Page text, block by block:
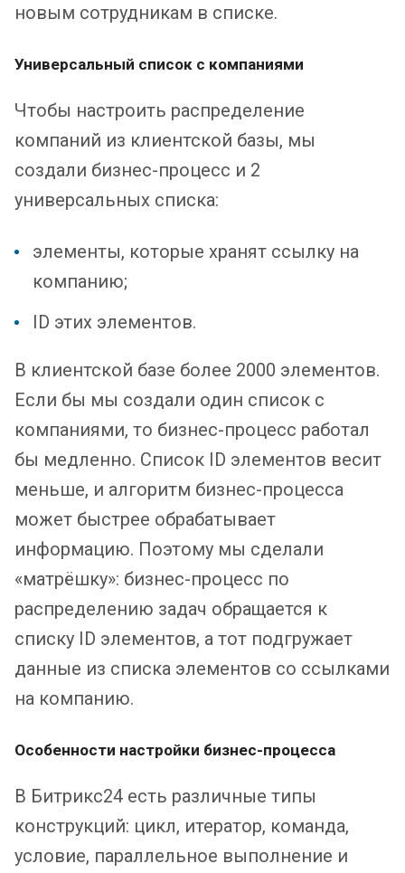
новым сотрудникам в списке.
Универсальный список с компаниями
Чтобы настроить распределение
компаний из клиентской базы, мы
создали бизнес-процесс и 2
универсальных списка:
элементы, которые хранят ссылку на
компанию;
ID этих элементов.
В клиентской базе более 2000 элементов.
Если бы мы создали один список с
компаниями, то бизнес-процесс работал
бы медленно. Список ID элементов весит
меньше, и алгоритм бизнес-процесса
может быстрее обрабатывает
информацию. Поэтому мы сделали
«матрёшку»: бизнес-процесс по
распределению задач обращается к
списку ID элементов, а тот подгружает
данные из списка элементов со ссылками
на компанию.
Особенности настройки бизнес-процесса
В Битрикс24 есть различные типы
конструкций: цикл, итератор, команда,
условие, параллельное выполнение и